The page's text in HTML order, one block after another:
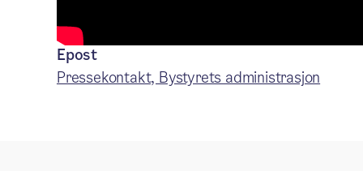
90 68 78 78
Epost
Pressekontakt, Bystyrets administrasjon